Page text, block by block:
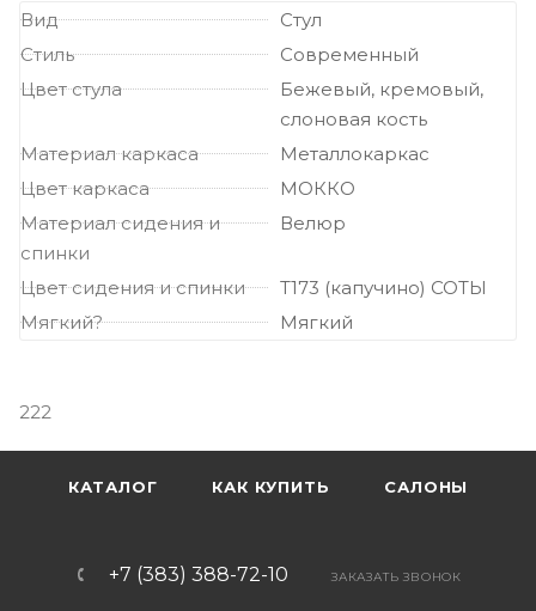
Вид
Стул
Стиль
Современный
Цвет стула
Бежевый, кремовый,
слоновая кость
Материал каркаса
Металлокаркас
Цвет каркаса
МОККО
Материал сидения и
спинки
Велюр
Цвет сидения и спинки
Т173 (капучино) СОТЫ
Мягкий?
Мягкий
222
КАТАЛОГ КАК КУПИТЬ САЛОНЫ
+7 (383) 388-72-10 ЗАКАЗАТЬ ЗВОНОК